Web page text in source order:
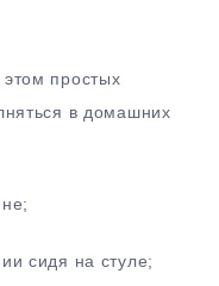
простых
в домашних
сидя на стуле;